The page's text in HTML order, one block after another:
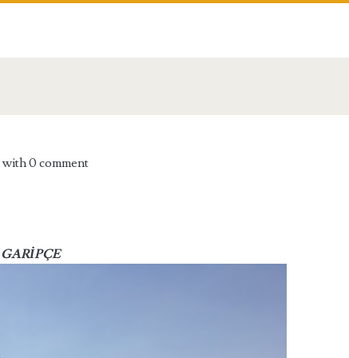
with0 comment
GARİPÇE